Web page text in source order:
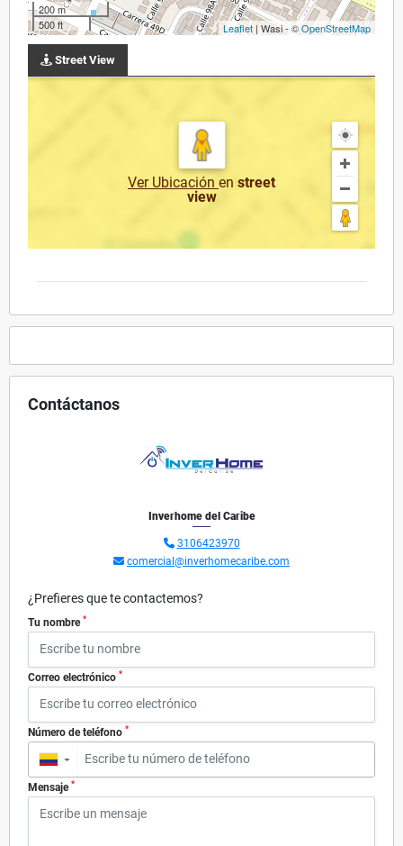
200 m
500 ft
Leaflet | Wasi - ©OpenStreetMap
Street View
Ver Ubicación en street
view
Contáctanos
Inverhome del Caribe
3106423970
comercial@inverhomecaribe.com
¿Prefieres que te contactemos?
Tu nombre *
Correo electrónico *
Número de teléfono *
▼
Mensaje *